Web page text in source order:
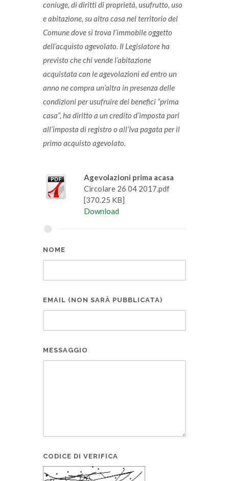
coniuge, di diritti di proprietà, usufrutto, uso
e abitazione, su altra casa nel territorio del
Comune dove si trova l’immobile oggetto
dell’acquisto agevolato. Il Legislatore ha
previsto che chi vende l’abitazione
acquistata con le agevolazioni ed entro un
anno ne compra un’altra in presenza delle
condizioni per usufruire dei benefici “prima
casa”, ha diritto a un credito d’imposta pari
all’imposta di registro o all’Iva pagata per il
primo acquisto agevolato.
Agevolazioni prima acasa
Circolare 26 04 2017.pdf
[370.25 KB]
Download
NOME
EMAIL (NON SARÀ PUBBLICATA)
MESSAGGIO
CODICE DI VERIFICA